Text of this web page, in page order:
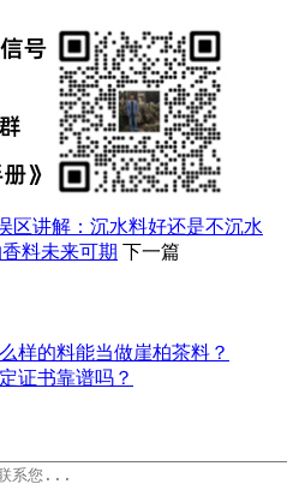
区讲解：沉水料好还是不沉水
料未来可期 下一篇
样的料能当做崖柏茶料？
证书靠谱吗？